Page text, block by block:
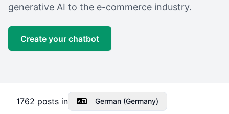
generative AI to the e-commerce industry.
Create your chatbot
1762 posts in German (Germany)